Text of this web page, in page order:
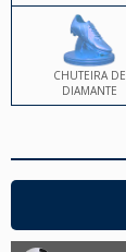
CHUTEIRA DE
DIAMANTE